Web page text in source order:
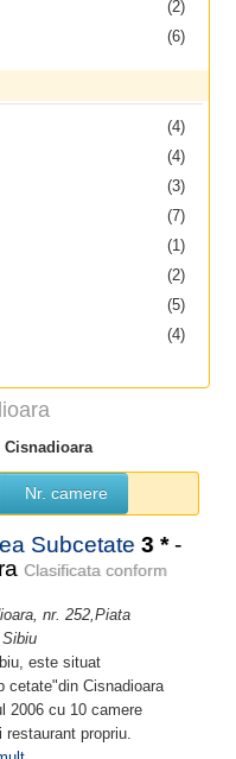
(2)
(6)
(4)
(4)
(3)
(7)
(1)
(2)
(5)
(4)
Cisnadioara
Nr. camere
Subcetate 3 * -
Clasificata conform
nr. 252,Piata
este situat
cetate"din Cisnadioara
2006 cu 10 camere
restaurant propriu.